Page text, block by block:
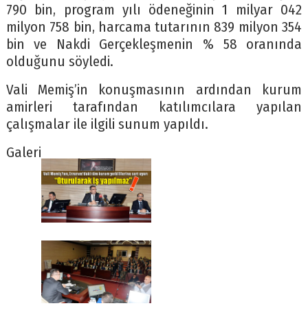
790 bin, program yılı ödeneğinin 1 milyar 042
milyon 758 bin, harcama tutarının 839 milyon 354
bin ve Nakdi Gerçekleşmenin % 58 oranında
olduğunu söyledi.
Vali Memiş’in konuşmasının ardından kurum
amirleri tarafından katılımcılara yapılan
çalışmalar ile ilgili sunum yapıldı.
Galeri